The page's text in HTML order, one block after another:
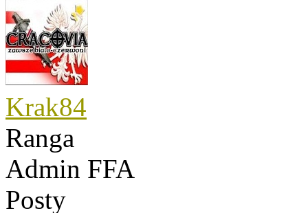
Krak84
Ranga
Admin FFA
Posty